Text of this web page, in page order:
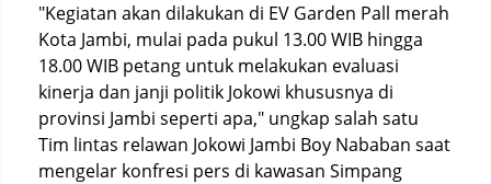
"Kegiatan akan dilakukan di EV Garden Pall merah
Kota Jambi, mulai pada pukul 13.00 WIB hingga
18.00 WIB petang untuk melakukan evaluasi
kinerja dan janji politik Jokowi khususnya di
provinsi Jambi seperti apa," ungkap salah satu
Tim lintas relawan Jokowi Jambi Boy Nababan saat
mengelar konfresi pers di kawasan Simpang